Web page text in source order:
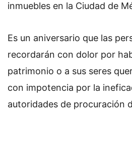
inmuebles en la Ciudad de
Es un aniversario que las
recordarán con dolor por
patrimonio o a sus seres
con impotencia por la
autoridades de procuración